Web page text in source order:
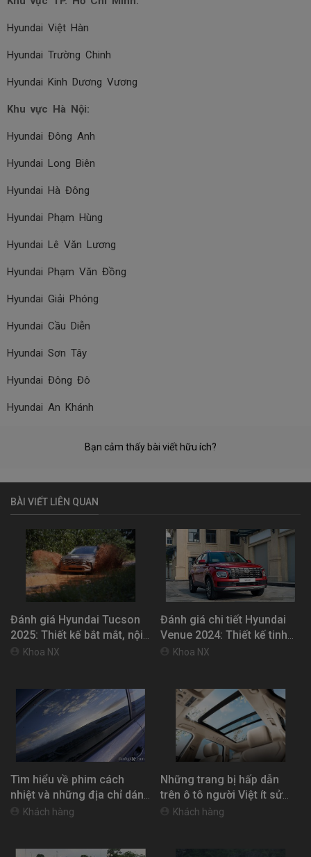
Hyundai Việt Hàn
Hyundai Trường Chinh
Hyundai Kinh Dương Vương
Khu vực Hà Nội:
Hyundai Đông Anh
Hyundai Long Biên
Hyundai Hà Đông
Hyundai Phạm Hùng
Hyundai Lê Văn Lương
Hyundai Phạm Văn Đồng
Hyundai Giải Phóng
Hyundai Cầu Diễn
Hyundai Sơn Tây
Hyundai Đông Đô
Hyundai An Khánh
Bạn cảm thấy bài viết hữu ích?
BÀI VIẾT LIÊN QUAN
Đánh giá Hyundai Tucson
2025: Thiết kế bắt mắt, nội
thất tinh tế, vận hành linh
Khoa NX
Đánh giá chi tiết Hyundai
Venue 2024: Thiết kế tinh
tế, trang bị hiện đại và vận
Khoa NX
Tìm hiểu về phim cách
nhiệt và những địa chỉ dán
phim cách nhiệt uy tín cho
Khách hàng
Những trang bị hấp dẫn
trên ô tô người Việt ít sử
dụng
Khách hàng